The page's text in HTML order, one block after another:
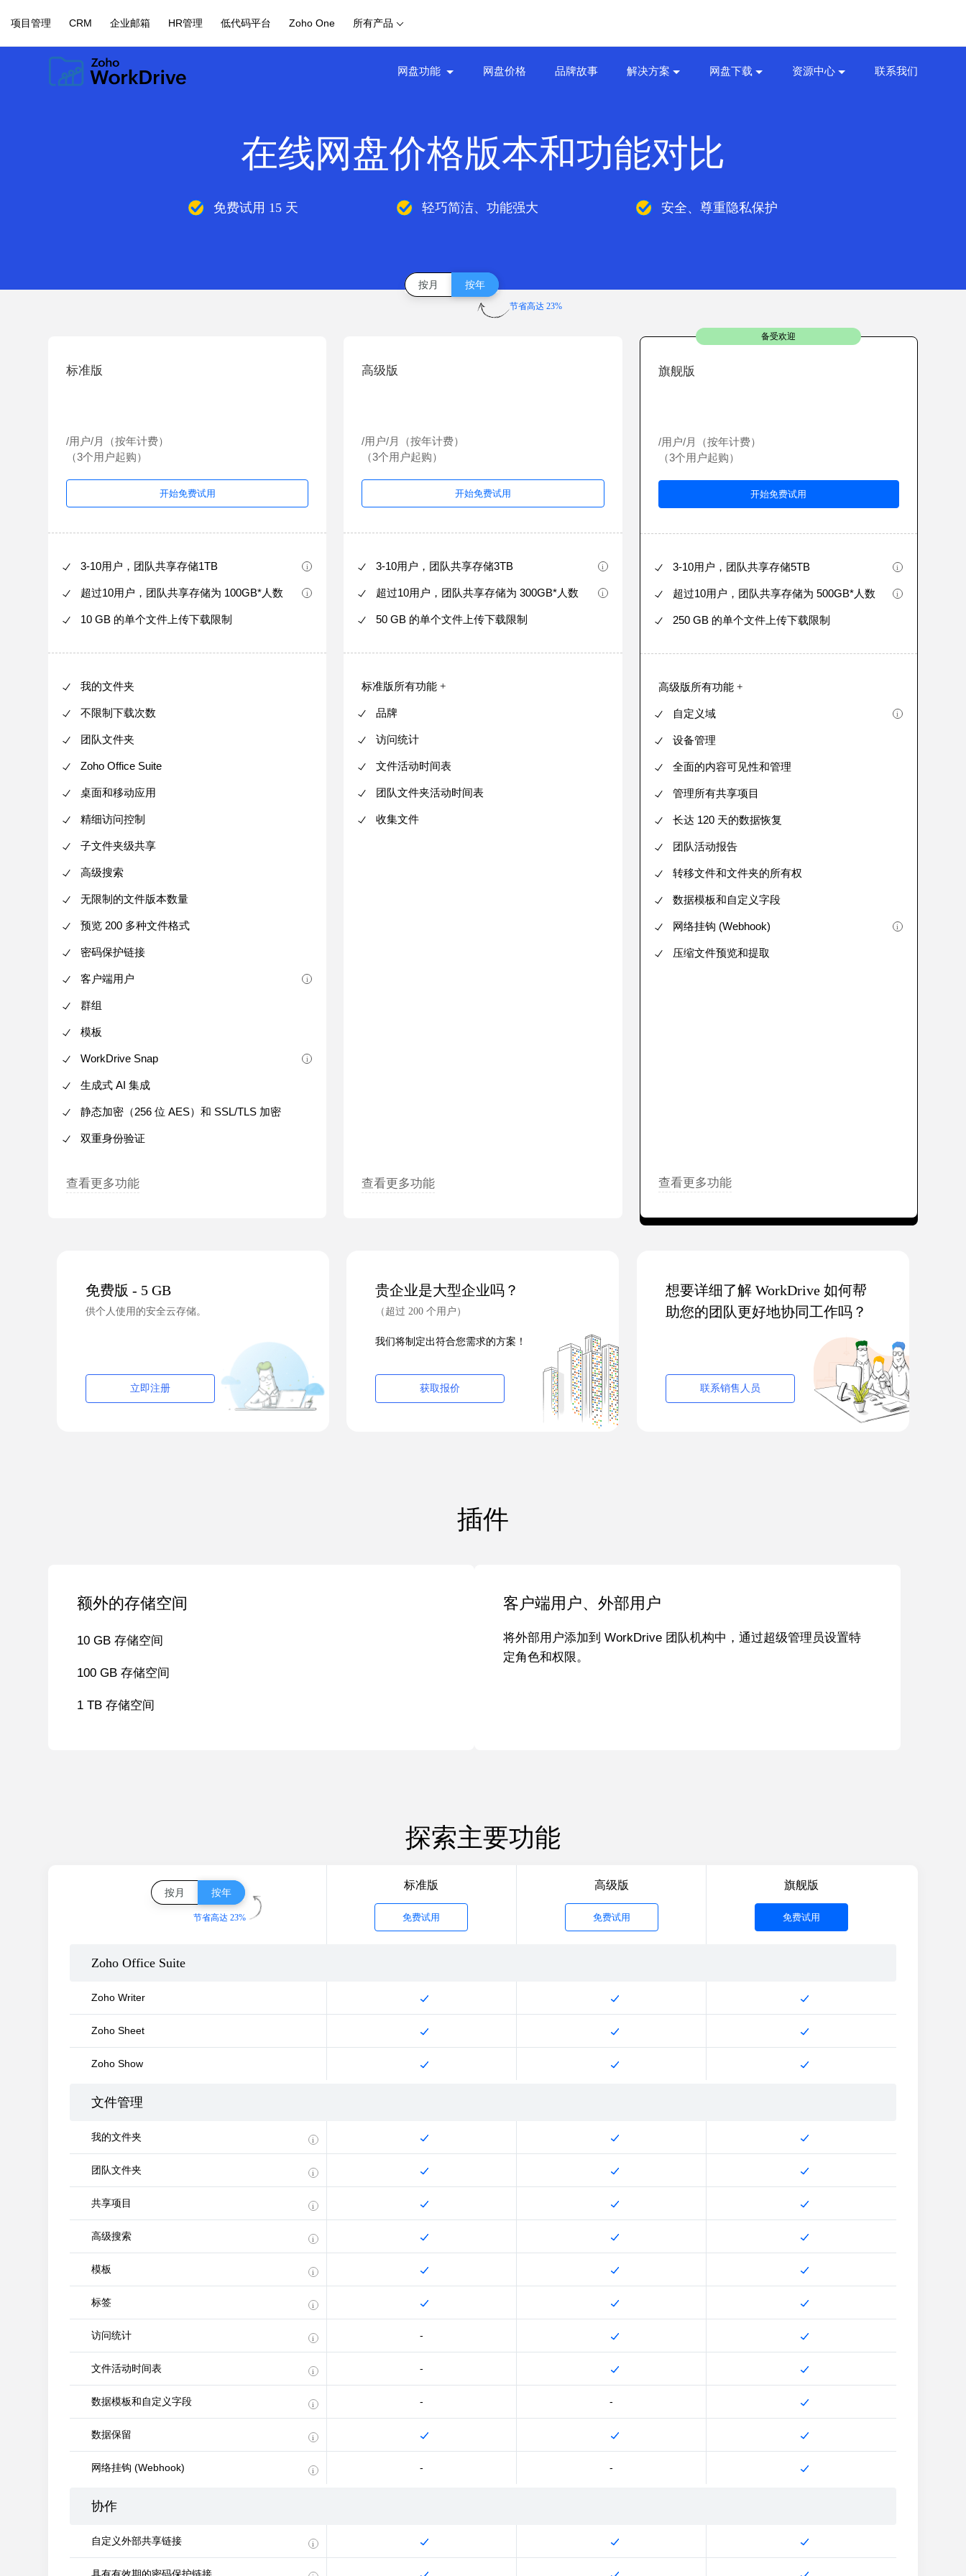
项目管理 CRM 企业邮箱 HR管理 低代码平台 Zoho One 所有产品
网盘功能 网盘价格 品牌故事 解决方案 网盘下载 资源中心 联系我们
在线网盘价格版本和功能对比
免费试用 15 天 轻巧简洁、功能强大 安全、尊重隐私保护
按月 按年
节省高达 23%
标准版
/用户/月（按年计费）
（3个用户起购）
开始免费试用
3-10用户，团队共享存储1TB
超过10用户，团队共享存储为 100GB*人数
10 GB 的单个文件上传下载限制
我的文件夹
不限制下载次数
团队文件夹
Zoho Office Suite
桌面和移动应用
精细访问控制
子文件夹级共享
高级搜索
无限制的文件版本数量
预览 200 多种文件格式
密码保护链接
客户端用户
群组
模板
WorkDrive Snap
生成式 AI 集成
静态加密（256 位 AES）和 SSL/TLS 加密
双重身份验证
查看更多功能
高级版
/用户/月（按年计费）
（3个用户起购）
开始免费试用
3-10用户，团队共享存储3TB
超过10用户，团队共享存储为 300GB*人数
50 GB 的单个文件上传下载限制
标准版 所有功能 +
品牌
访问统计
文件活动时间表
团队文件夹活动时间表
收集文件
查看更多功能
备受欢迎
旗舰版
/用户/月（按年计费）
（3个用户起购）
开始免费试用
3-10用户，团队共享存储5TB
超过10用户，团队共享存储为 500GB*人数
250 GB 的单个文件上传下载限制
高级版 所有功能 +
自定义域
设备管理
全面的内容可见性和管理
管理所有共享项目
长达 120 天的数据恢复
团队活动报告
转移文件和文件夹的所有权
数据模板和自定义字段
网络挂钩 (Webhook)
压缩文件预览和提取
查看更多功能
免费版 - 5 GB
供个人使用的安全云存储。
立即注册
贵企业是大型企业吗？
（超过 200 个用户）
我们将制定出符合您需求的方案！
获取报价
想要详细了解 WorkDrive 如何帮
助您的团队更好地协同工作吗？
联系销售人员
插件
额外的存储空间
10 GB 存储空间
100 GB 存储空间
1 TB 存储空间
客户端用户、外部用户
将外部用户添加到 WorkDrive 团队机构中，通过超级管理员设置特
定角色和权限。
探索主要功能
按月 按年
节省高达 23%
标准版
免费试用
高级版
免费试用
旗舰版
免费试用
Zoho Office Suite
Zoho Writer
Zoho Sheet
Zoho Show
文件管理
我的文件夹
团队文件夹
共享项目
高级搜索
模板
标签
访问统计 -
文件活动时间表 -
数据模板和自定义字段 - -
数据保留
网络挂钩 (Webhook) - -
协作
自定义外部共享链接